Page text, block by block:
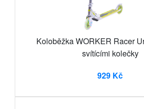
Koloběžka WORKER Racer
svítícími kolečky
929 Kč